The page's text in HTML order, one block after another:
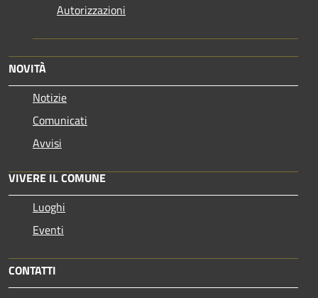
Autorizzazioni
NOVITÀ
Notizie
Comunicati
Avvisi
VIVERE IL COMUNE
Luoghi
Eventi
CONTATTI